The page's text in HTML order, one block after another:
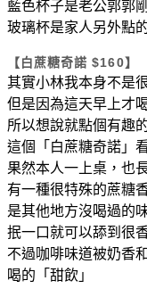
藍色杯子是老公郭郭
玻璃杯是家人另外點
【白蔗糖奇諾 $160】
其實小林我本身不是
但是因為這天早上才
所以想說就點個有趣
這個「白蔗糖奇諾」
果然本人一上桌，也
有一種很特殊的蔗糖
是其他地方沒喝過的
抿一口就可以舔到很
不過咖啡味道被奶香
喝的「甜飲」